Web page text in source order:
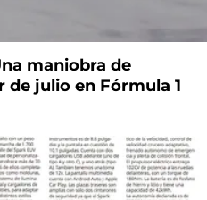
maniobra de
julio en Fórmula 1